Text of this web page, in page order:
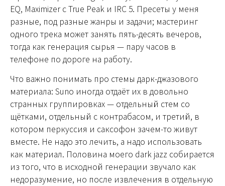
EQ, Maximizer с True Peak и IRC 5. Пресеты у меня
разные, под разные жанры и задачи; мастеринг
одного трека может занять пять-десять вечеров,
тогда как генерация сырья — пару часов в
телефоне по дороге на работу.
Что важно понимать про стемы дарк-джазового
материала: Suno иногда отдаёт их в довольно
странных группировках — отдельный стем со
щётками, отдельный с контрабасом, и третий, в
котором перкуссия и саксофон зачем-то живут
вместе. Не надо это лечить, а надо использовать
как материал. Половина моего dark jazz собирается
из того, что в исходной генерации звучало как
недоразумение, но после извлечения в отдельную